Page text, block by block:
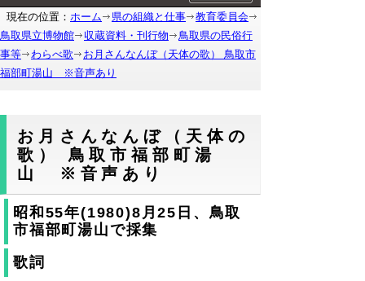
現在の位置： ホーム 県の組織と仕事
教育委員会
鳥取県立博物館
収蔵資料・刊行物
鳥取県の民俗行
事等
わらべ歌
お月さんなんぼ（天体の歌） 鳥取市
福部町湯山 ※音声あり
お月さんなんぼ（天体の
歌） 鳥取市福部町湯
山 ※音声あり
昭和55年(1980)8月25日、鳥取
市福部町湯山で採集
歌詞